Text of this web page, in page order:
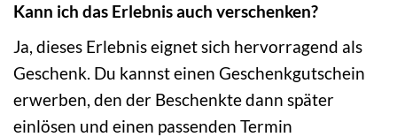
Kann ich das Erlebnis auch verschenken?
Ja, dieses Erlebnis eignet sich hervorragend als
Geschenk. Du kannst einen Geschenkgutschein
erwerben, den der Beschenkte dann später
einlösen und einen passenden Termin